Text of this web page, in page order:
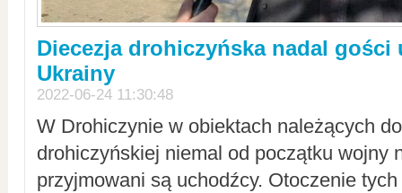
Diecezja drohiczyńska nadal gości
Ukrainy
2022-06-24 11:30:48
W Drohiczynie w obiektach należących
drohiczyńskiej niemal od początku wojny
przyjmowani są uchodźcy. Otoczenie